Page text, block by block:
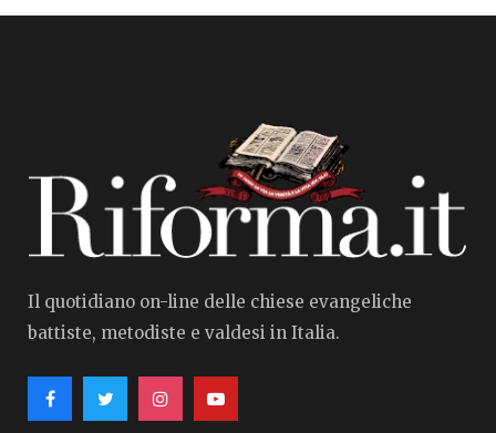
Il quotidiano on-line delle chiese evangeliche
battiste, metodiste e valdesi in Italia.